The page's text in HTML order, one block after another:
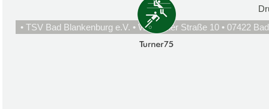
• TSV Bad Blankenburg e.V. • Wirbacher Straße 10 • 07422